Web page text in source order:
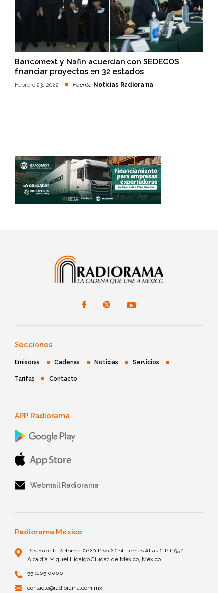
Bancomext y Nafin acuerdan con SEDECOS
financiar proyectos en 32 estados
Febrero 23, 2022 Fuente: Noticias Radiorama
Secciones
Emisoras Cadenas Noticias Servicios
Tarifas Contacto
APP Radiorama
Webmail Radiorama
Radiorama México
Paseo de la Reforma 2620 Piso 2 Col. Lomas Altas C.P.11950
Alcaldía Miguel Hidalgo Ciudad de México, México
55 1105 0000
contacto@radiorama.com.mx